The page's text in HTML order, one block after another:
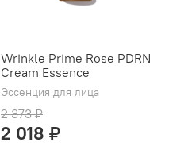
Wrinkle Prime Rose PDRN
Cream Essence
Эссенция для лица
2 373 ₽
2 018 ₽